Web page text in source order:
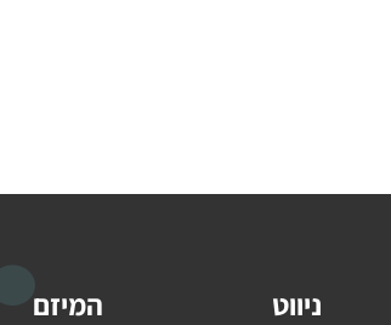
ניווט המיזם